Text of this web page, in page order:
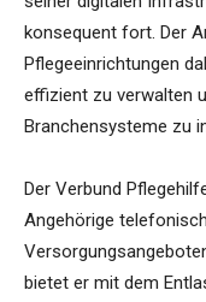
konsequent fort. Der
Pflegeeinrichtungen
effizient zu verwalten
Branchensysteme zu
Der Verbund
Angehörige
bietet er mit dem